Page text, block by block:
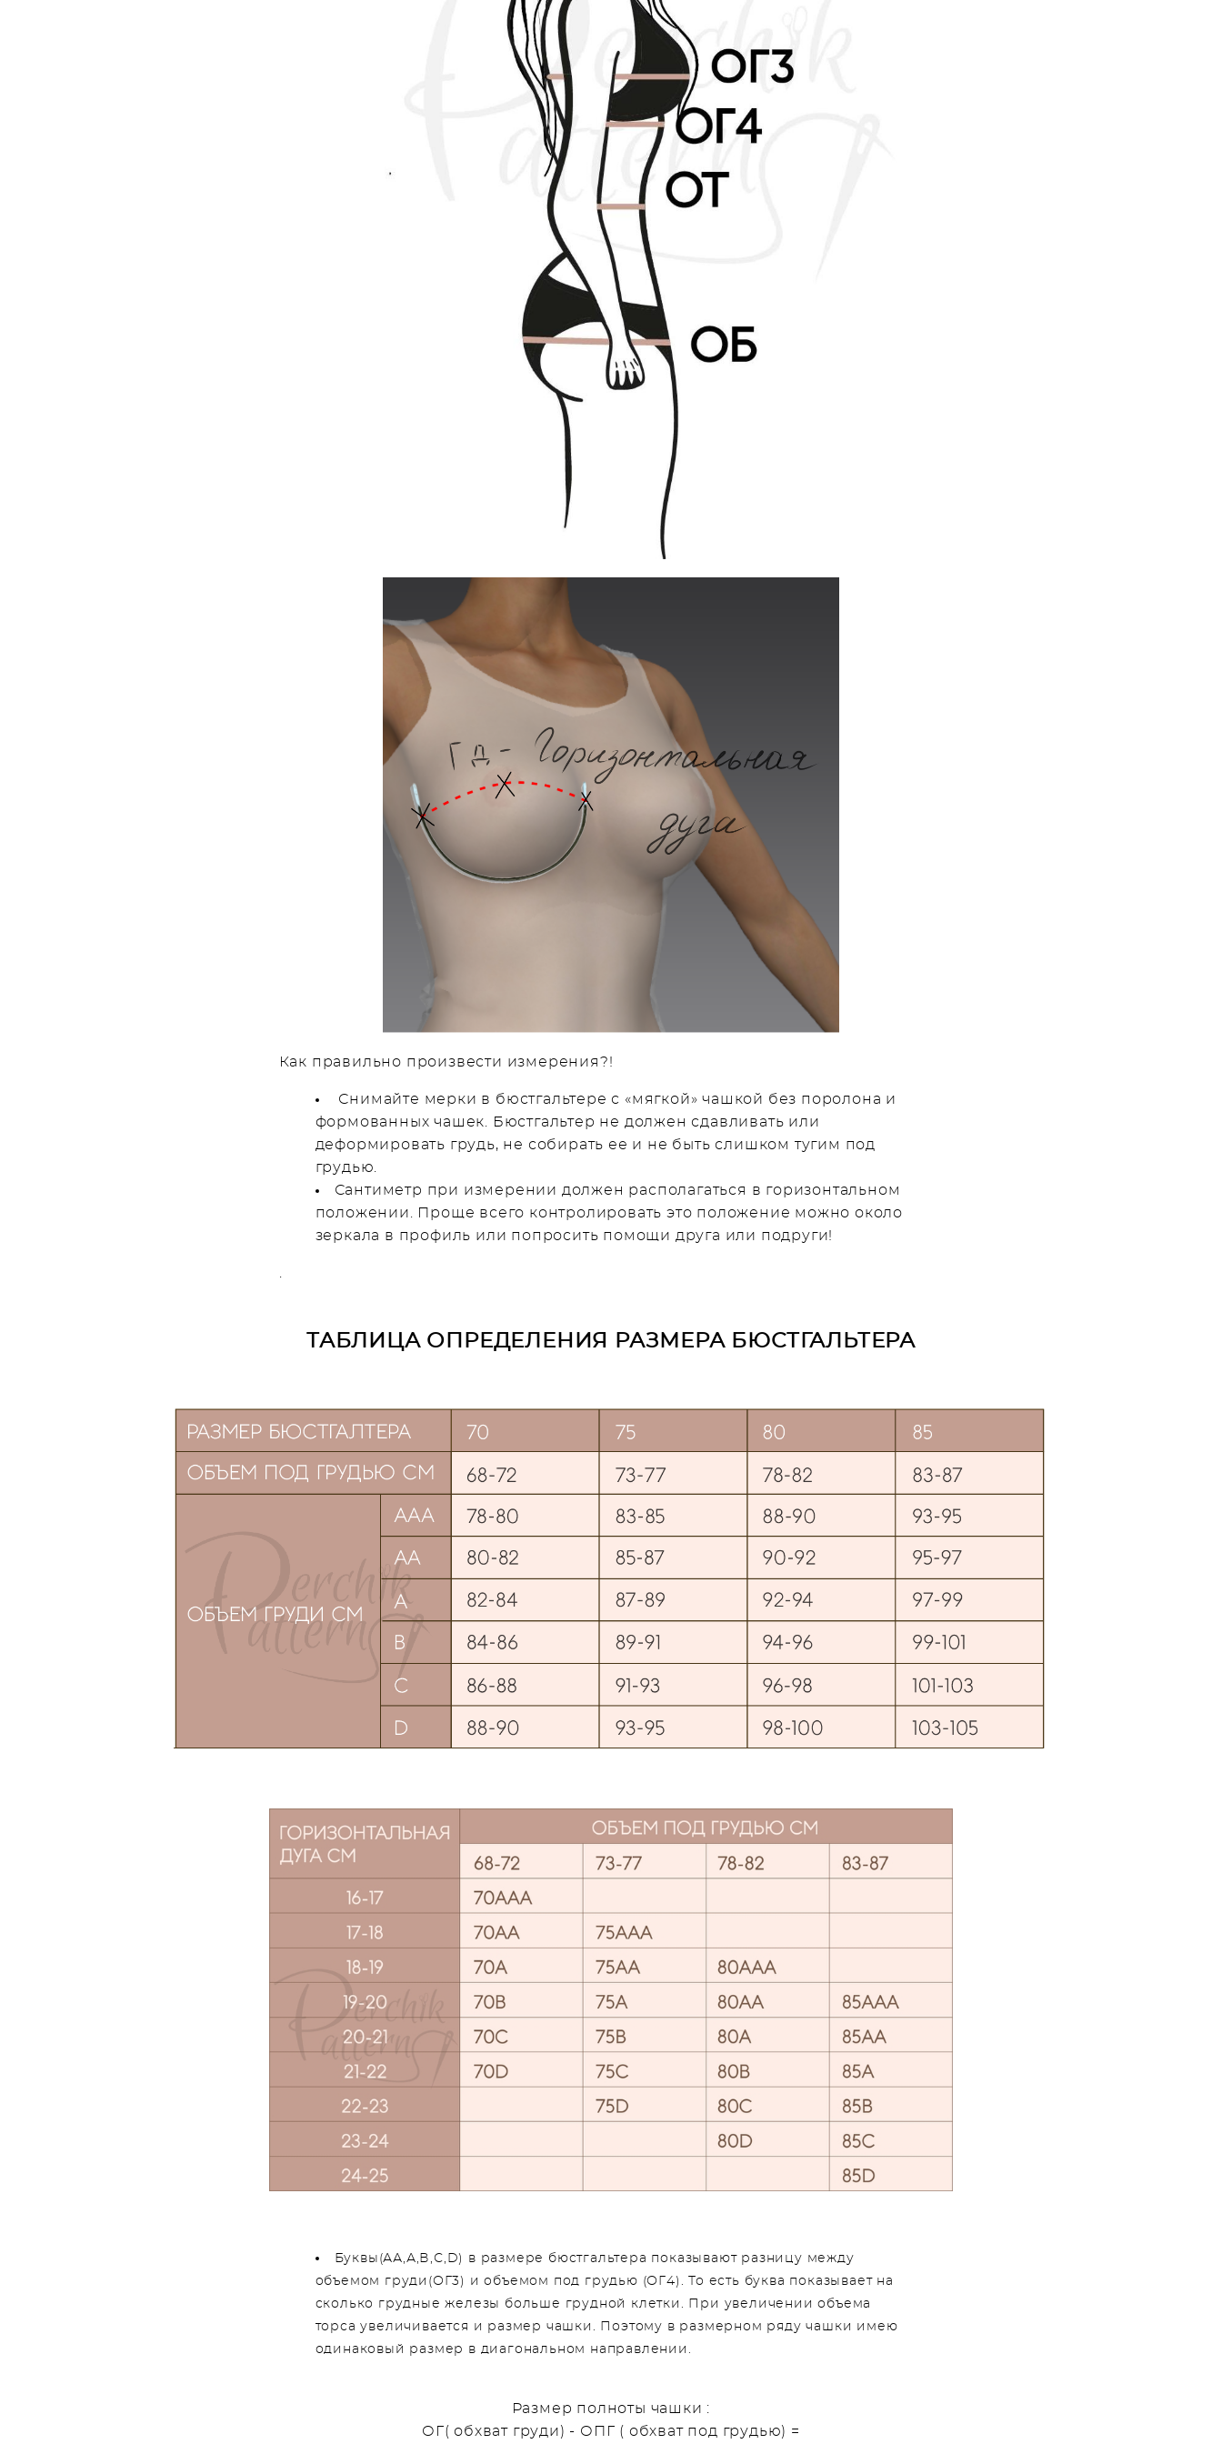
Как правильно произвести измерения?!
Снимайте мерки в бюстгальтере с «мягкой» чашкой без поролона и
формованных чашек. Бюстгальтер не должен сдавливать или
деформировать грудь, не собирать ее и не быть слишком тугим под
грудью.
Сантиметр при измерении должен располагаться в горизонтальном
положении. Проще всего контролировать это положение можно около
зеркала в профиль или попросить помощи друга или подруги!
ТАБЛИЦА ОПРЕДЕЛЕНИЯ РАЗМЕРА БЮСТГАЛЬТЕРА
Буквы(АА,А,В,С,D) в размере бюстгальтера показывают разницу между
объемом груди(ОГ3) и объемом под грудью (ОГ4). То есть буква показывает на
сколько грудные железы больше грудной клетки. При увеличении объема
торса увеличивается и размер чашки. Поэтому в размерном ряду чашки имею
одинаковый размер в диагональном направлении.
Размер полноты чашки :
ОГ( обхват груди) - ОПГ ( обхват под грудью) =